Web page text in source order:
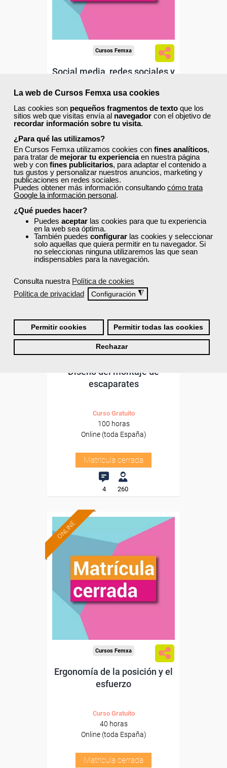
La web de Cursos Femxa usa cookies
Las cookies son pequeños fragmentos de texto que los
sitios web que visitas envía al navegador con el objetivo de
recordar información sobre tu visita.
¿Para qué las utilizamos?
En Cursos Femxa utilizamos cookies con fines analíticos,
para tratar de mejorar tu experienciaen nuestra página
web y con fines publicitarios, para adaptar el contenido a
tus gustos y personalizar nuestros anuncios, marketing y
publicaciones en redes sociales.
Puedes obtener más información consultando cómo trata
Google la información personal.
¿Qué puedes hacer?
Puedes aceptar las cookies para que tu experiencia
en la web sea óptima.
También puedes configurar las cookies y seleccionar
solo aquellas que quiera permitir en tu navegador. Si
no seleccionas ninguna utilizaremos las que sean
indispensables para la navegación.
Consulta nuestra Política de cookies
Política de privacidad
Configuración ◮
Permitir cookies Permitir todas las cookies
Rechazar
Cursos Femxa
Social media, redes sociales y
Curso Gratuito
45 horas
Online (toda España)
Matrícula cerrada
2 175
ONLINE
Cursos Femxa
Diseño del montaje de
escaparates
Curso Gratuito
100 horas
Online (toda España)
Matrícula cerrada
4 260
ONLINE
Cursos Femxa
Ergonomía de la posición y el
esfuerzo
Curso Gratuito
40 horas
Online (toda España)
Matrícula cerrada